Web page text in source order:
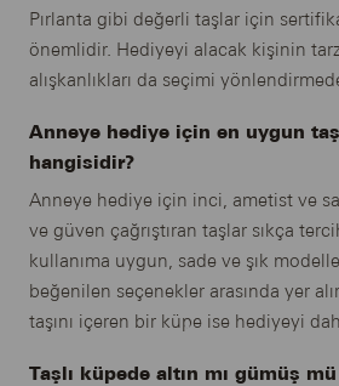
Pırlanta gibi değerli taşlar için
önemlidir. Hediyeyi alacak kişinin
alışkanlıkları da seçimi
Anneye hediye için en uygun
hangisidir?
Anneye hediye için inci, ametist ve
ve güven çağrıştıran taşlar sıkça
kullanıma uygun, sade ve şık
beğenilen seçenekler arasında yer
taşını içeren bir küpe ise hediyeyi
Taşlı küpede altın mı gümüş